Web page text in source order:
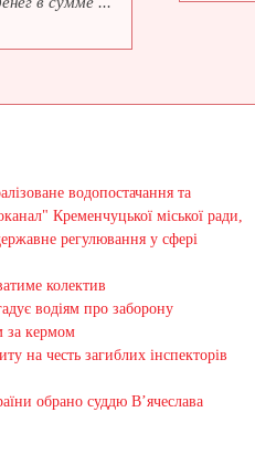
водопостачання та
Кременчуцької міської ради,
регулювання у сфері
колектив
водіям про заборону
за кермом
на честь загиблих інспекторів
обрано суддю В’ячеслава